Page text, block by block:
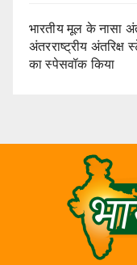
भारतीय मूल के नासा
अंतरराष्ट्रीय
का स्पेसवॉक किया